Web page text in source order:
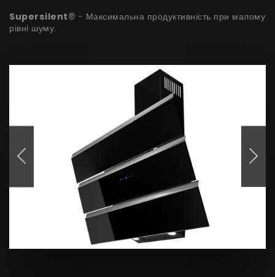
Supersilent® - Максимальна продуктивність при малому
рівні шуму.